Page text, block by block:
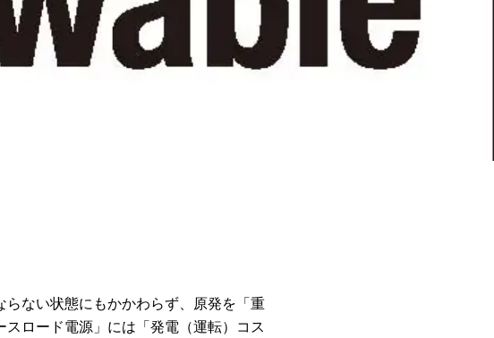
ない状態にもかかわらず、原発を「重
ロード電源」には「発電（運転）コス